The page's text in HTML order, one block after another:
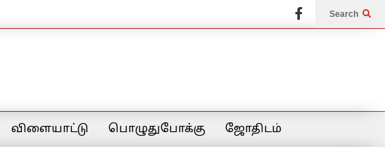
Search
விளையாட்டு பொழுதுபோக்கு ஜோதிடம்